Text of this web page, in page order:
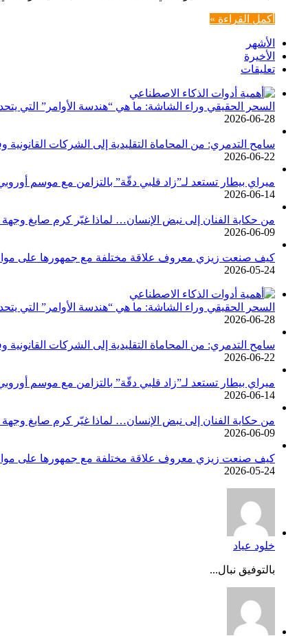
أكمل القراءة »
الأشهر
الأخيرة
تعليقات
السحر الحقيقي وراء الشاشة: ما هي “هندسة الأوامر” التي
2026-06-28
سامح التدمري: من المحاماة التقليدية إلى الشركات
2026-06-22
ميراي بيطار تستعد لـ”زاد قلبي دقّة” بالتزامن مع موسم
2026-06-14
من حكاية الفنان إلى نبض الإنسان… لماذا غيّر كرم صايغ
2026-06-09
كيف صنعت زيزي معروف علاقة مختلفة مع جمهورها على
2026-05-24
السحر الحقيقي وراء الشاشة: ما هي “هندسة الأوامر” التي
2026-06-28
سامح التدمري: من المحاماة التقليدية إلى الشركات
2026-06-22
ميراي بيطار تستعد لـ”زاد قلبي دقّة” بالتزامن مع موسم
2026-06-14
من حكاية الفنان إلى نبض الإنسان… لماذا غيّر كرم صايغ
2026-06-09
كيف صنعت زيزي معروف علاقة مختلفة مع جمهورها على
2026-05-24
خلود عياد
بالتوفيق نبال...